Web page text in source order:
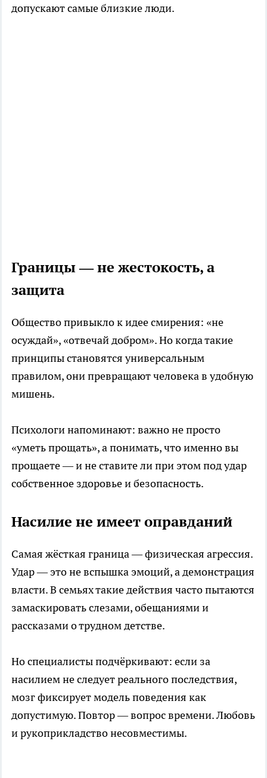
допускают самые близкие люди.
Границы — не жестокость, а
защита
Общество привыкло к идее смирения: «не
осуждай», «отвечай добром». Но когда такие
принципы становятся универсальным
правилом, они превращают человека в удобную
мишень.
Психологи напоминают: важно не просто
«уметь прощать», а понимать, что именно вы
прощаете — и не ставите ли при этом под удар
собственное здоровье и безопасность.
Насилие не имеет оправданий
Самая жёсткая граница — физическая агрессия.
Удар — это не вспышка эмоций, а демонстрация
власти. В семьях такие действия часто пытаются
замаскировать слезами, обещаниями и
рассказами о трудном детстве.
Но специалисты подчёркивают: если за
насилием не следует реального последствия,
мозг фиксирует модель поведения как
допустимую. Повтор — вопрос времени. Любовь
и рукоприкладство несовместимы.